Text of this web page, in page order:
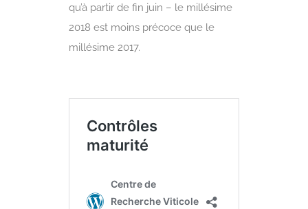
qu’à partir de fin juin – le millésime
2018 est moins précoce que le
millésime 2017.